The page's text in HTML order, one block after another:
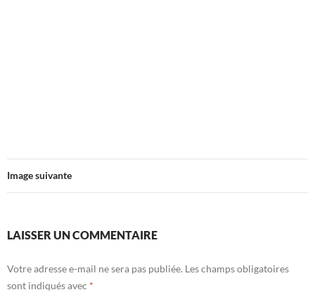
Image suivante
LAISSER UN COMMENTAIRE
Votre adresse e-mail ne sera pas publiée. Les champs obligatoires
sont indiqués avec *